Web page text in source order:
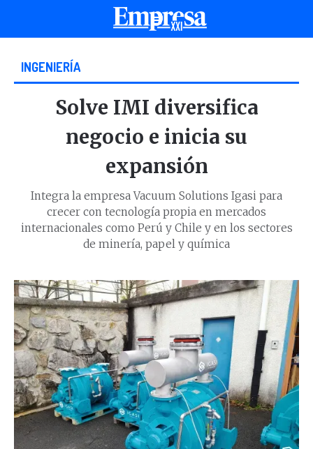
INGENIERÍA
Solve IMI diversifica
negocio e inicia su
expansión
Integra la empresa Vacuum Solutions Igasi para
crecer con tecnología propia en mercados
internacionales como Perú y Chile y en los sectores
de minería, papel y química